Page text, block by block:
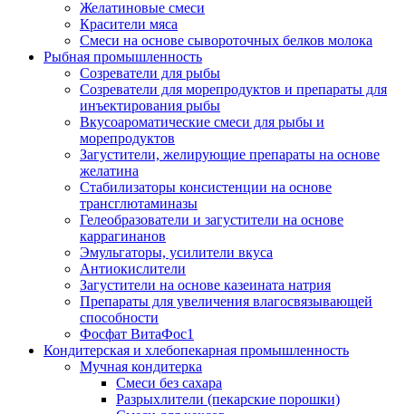
Желатиновые смеси
Красители мяса
Смеси на основе сывороточных белков молока
Рыбная промышленность
Созреватели для рыбы
Созреватели для морепродуктов и препараты для
инъектирования рыбы
Вкусоароматические смеси для рыбы и
морепродуктов
Загустители, желирующие препараты на основе
желатина
Стабилизаторы консистенции на основе
трансглютаминазы
Гелеобразователи и загустители на основе
каррагинанов
Эмульгаторы, усилители вкуса
Антиокислители
Загустители на основе казеината натрия
Препараты для увеличения влагосвязывающей
способности
Фосфат ВитаФос1
Кондитерская и хлебопекарная промышленность
Мучная кондитерка
Смеси без сахара
Разрыхлители (пекарские порошки)